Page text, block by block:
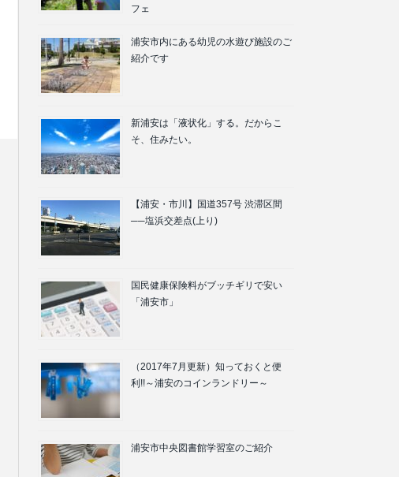
フェ
浦安市内にある幼児の水遊び施設のご
紹介です
新浦安は「液状化」する。だからこ
そ、住みたい。
【浦安・市川】国道357号 渋滞区間
──塩浜交差点(上り)
国民健康保険料がブッチギリで安い
「浦安市」
（2017年7月更新）知っておくと便
利!!～浦安のコインランドリー～
浦安市中央図書館学習室のご紹介